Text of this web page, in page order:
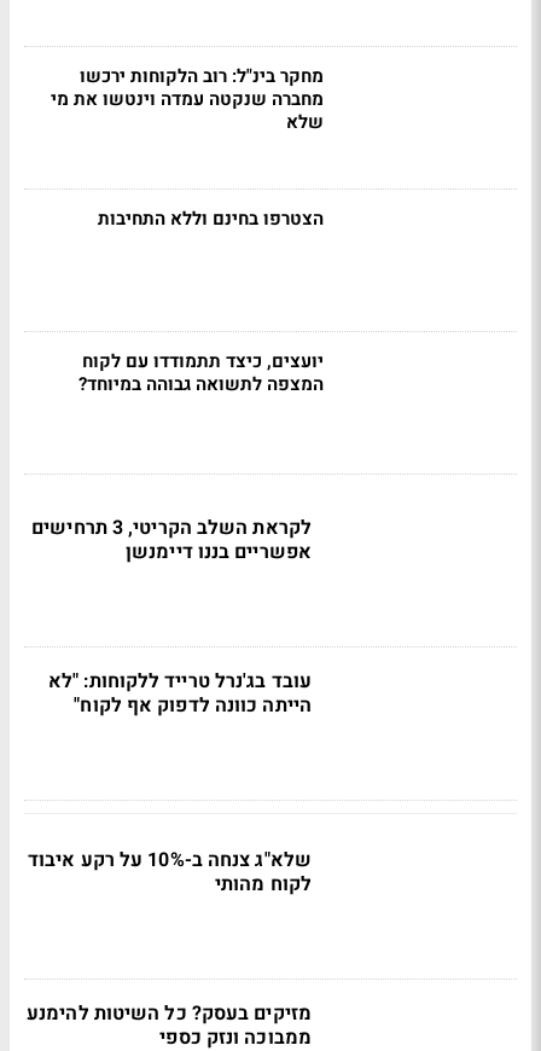
מחקר בינ"ל: רוב הלקוחות ירכשו
מחברה שנקטה עמדה וינטשו את מי
שלא
הצטרפו בחינם וללא התחיבות
יועצים, כיצד תתמודדו עם לקוח
המצפה לתשואה גבוהה במיוחד?
לקראת השלב הקריטי, 3 תרחישים
אפשריים בננו דיימנשן
עובד בג'נרל טרייד ללקוחות: "לא
הייתה כוונה לדפוק אף לקוח"
שלא"ג צנחה ב-10% על רקע איבוד
לקוח מהותי
מזיקים בעסק? כל השיטות להימנע
ממבוכה ונזק כספי